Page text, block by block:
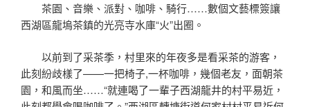
茶園、音樂、派對、咖啡、騎行……數個文藝標簽讓
西湖區龍塢茶鎮的光亮寺水庫“火”出圈。
以前到了采茶季，村里來的年夜多是看采茶的游客，
此刻紛歧樣了——一把椅子,一杯咖啡，幾個老友，面朝茶
園，和風而坐……“就連喝了一輩子西湖龍井的村平易近，